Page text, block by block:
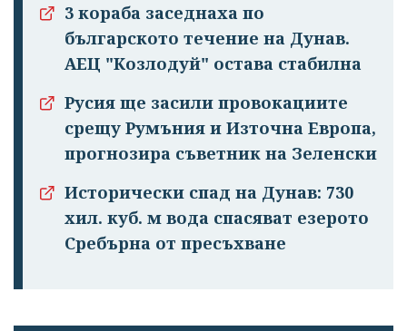
3 кораба заседнаха по
българското течение на Дунав.
АЕЦ "Козлодуй" остава стабилна
Русия ще засили провокациите
срещу Румъния и Източна Европа,
прогнозира съветник на Зеленски
Исторически спад на Дунав: 730
хил. куб. м вода спасяват езерото
Сребърна от пресъхване